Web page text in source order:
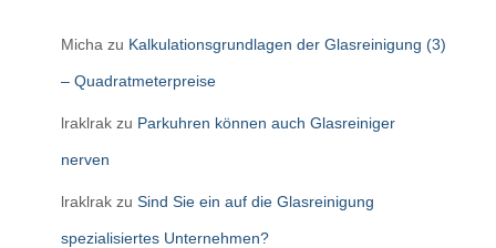
Micha zu Kalkulationsgrundlagen der Glasreinigung (3)
– Quadratmeterpreise
lraklrak zu Parkuhren können auch Glasreiniger
nerven
lraklrak zu Sind Sie ein auf die Glasreinigung
spezialisiertes Unternehmen?